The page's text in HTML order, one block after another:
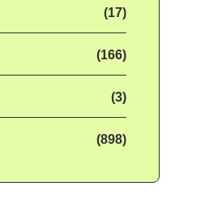
(17)
(166)
(3)
(898)